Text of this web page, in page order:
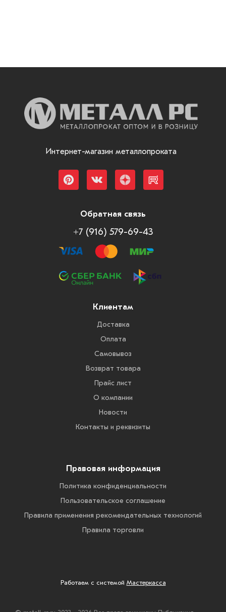
Интернет-магазин металлопроката
Обратная связь
+7 (916) 579-69-43
Клиентам
Доставка
Оплата
Самовывоз
Возврат товара
Прайс лист
О компании
Новости
Контакты и реквизиты
Правовая информация
Политика конфиденциальности
Пользовательское соглашение
Правила применения рекомендательных технологий
Правила торговли
Работаем с системой Мастеркасса